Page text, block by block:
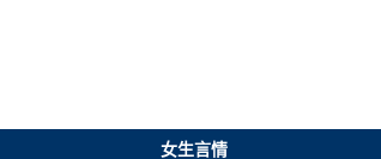
女生言情